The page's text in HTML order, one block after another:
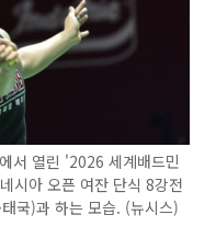
서 열린 '2026 세계배드민
시아 오픈 여잔 단식 8강전
국)과 하는 모습. (뉴시스)